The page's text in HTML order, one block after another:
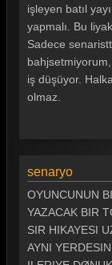
Gönül Dağı
Gönül Dağı
Gönül Dağı
Gönül Dağı
Gönül Dağı
Gönül Dağı
Gönül Dağı
işleyen batıl
yapmalı. Bu
Sadece
iş düşüyor.
olmaz.
senaryo
OYUNCUNUN
YAZACAK BIR
SIR HIKAYESI
AYNI